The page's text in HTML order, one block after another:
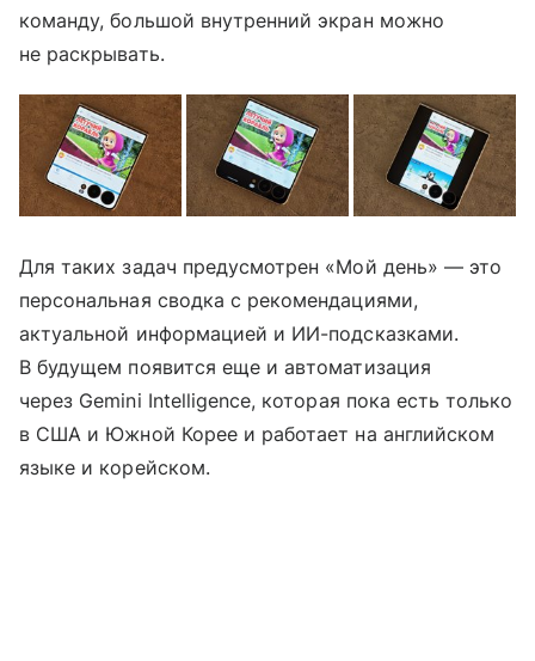
команду, большой внутренний экран можно
не раскрывать.
Для таких задач предусмотрен «Мой день» — это
персональная сводка с рекомендациями,
актуальной информацией и ИИ-подсказками.
В будущем появится еще и автоматизация
через Gemini Intelligence, которая пока есть только
в США и Южной Корее и работает на английском
языке и корейском.